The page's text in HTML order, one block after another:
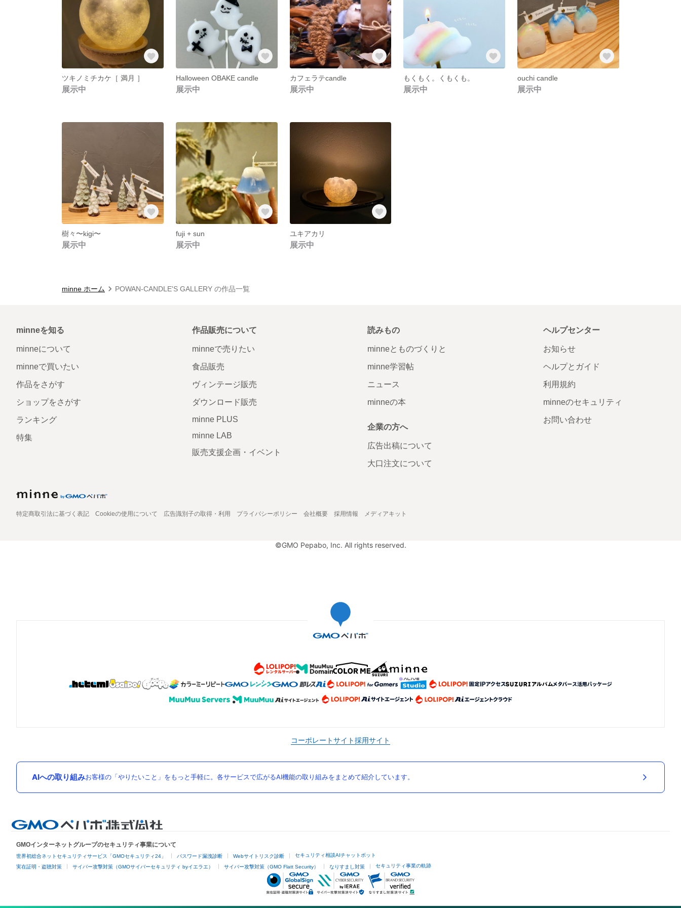
ツキノミチカケ［ 満月 ］
展示中
Halloween OBAKE candle
展示中
カフェラテcandle
展示中
もくもく。くもくも。
展示中
ouchi candle
展示中
樹々〜kigi〜
展示中
fuji + sun
展示中
ユキアカリ
展示中
minne ホーム POWAN-CANDLE'S GALLERY の作品一覧
minneを知る
minneについて
minneで買いたい
作品をさがす
ショップをさがす
ランキング
特集
作品販売について
minneで売りたい
食品販売
ヴィンテージ販売
ダウンロード販売
minne PLUS
minne LAB
販売支援企画・イベント
読みもの
minneとものづくりと
minne学習帖
ニュース
minneの本
企業の方へ
広告出稿について
大口注文について
ヘルプセンター
お知らせ
ヘルプとガイド
利用規約
minneのセキュリティ
お問い合わせ
特定商取引法に基づく表記 Cookieの使用について 広告識別子の取得・利用 プライバシーポリシー 会社概要 採用情報 メディアキット
©GMO Pepabo, Inc. All rights reserved.
コーポレートサイト採用サイト
AIへの取り組みお客様の「やりたいこと」をもっと手軽に。各サービスで広がるAI機能の取り組みをまとめて紹介しています。
GMOインターネットグループのセキュリティ事業について
世界初総合ネットセキュリティサービス「GMOセキュリティ24」 パスワード漏洩診断 Webサイトリスク診断 セキュリティ相談AIチャットボット
実在証明・盗聴対策 サイバー攻撃対策（GMOサイバーセキュリティ byイエラエ） サイバー攻撃対策（GMO Flatt Security） なりすまし対策 セキュリティ事業の軌跡